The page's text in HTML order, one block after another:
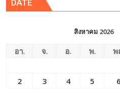
DATE
สิงหาคม 2026
อา. จ. อ. พ. พ
2
3 4 5 6